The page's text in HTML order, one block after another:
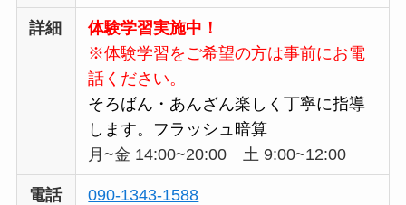
詳細
体験学習実施中！
※体験学習をご希望の方は事前にお電
話ください。
そろばん・あんざん楽しく丁寧に指導
します。フラッシュ暗算
月~金 14:00~20:00 土 9:00~12:00
電話
090-1343-1588